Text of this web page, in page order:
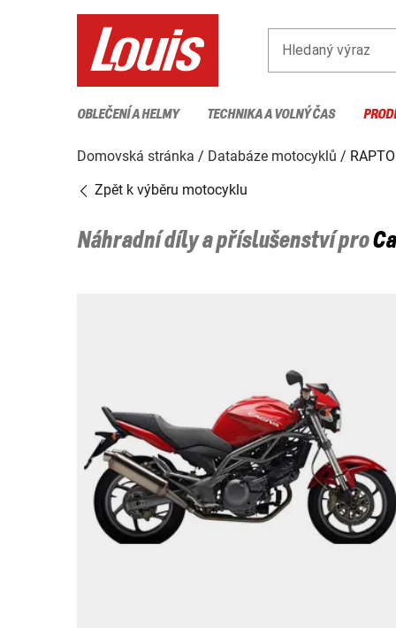
Hledaný výraz
OBLEČENÍ A HELMY TECHNIKA A VOLNÝ ČAS
Domovská stránka Databáze motocyklů
Zpět k výběru motocyklu
Náhradní díly a příslušenství pro